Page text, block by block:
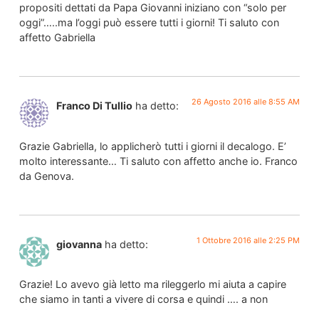
propositi dettati da Papa Giovanni iniziano con “solo per
oggi”…..ma l’oggi può essere tutti i giorni! Ti saluto con
affetto Gabriella
Franco Di Tullio ha detto: 26 Agosto 2016 alle 8:55 AM
Grazie Gabriella, lo applicherò tutti i giorni il decalogo. E’
molto interessante… Ti saluto con affetto anche io. Franco
da Genova.
giovanna ha detto: 1 Ottobre 2016 alle 2:25 PM
Grazie! Lo avevo già letto ma rileggerlo mi aiuta a capire
che siamo in tanti a vivere di corsa e quindi …. a non